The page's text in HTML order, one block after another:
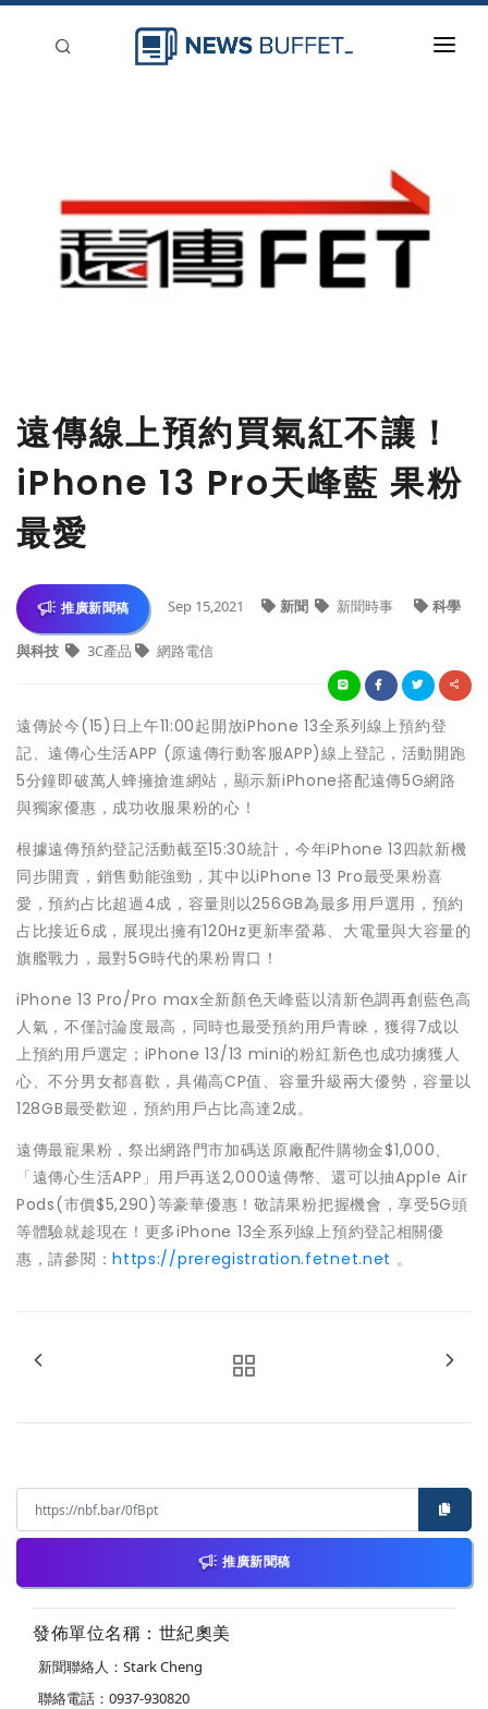
刊登
遠傳線上預約買氣紅不讓！
iPhone 13 Pro天峰藍 果粉
最愛
推廣新聞稿 Sep 15,2021 新聞 新聞時事 科學
與科技 3C產品 網路電信
遠傳於今(15)日上午11:00起開放iPhone 13全系列線上預約登
記、遠傳心生活APP (原遠傳行動客服APP)線上登記，活動開跑
5分鐘即破萬人蜂擁搶進網站，顯示新iPhone搭配遠傳5G網路
與獨家優惠，成功收服果粉的心！
根據遠傳預約登記活動截至15:30統計，今年iPhone 13四款新機
同步開賣，銷售動能強勁，其中以iPhone 13 Pro最受果粉喜
愛，預約占比超過4成，容量則以256GB為最多用戶選用，預約
占比接近6成，展現出擁有120Hz更新率螢幕、大電量與大容量的
旗艦戰力，最對5G時代的果粉胃口！
iPhone 13 Pro/Pro max全新顏色天峰藍以清新色調再創藍色高
人氣，不僅討論度最高，同時也最受預約用戶青睞，獲得7成以
上預約用戶選定；iPhone 13/13 mini的粉紅新色也成功擄獲人
心、不分男女都喜歡，具備高CP值、容量升級兩大優勢，容量以
128GB最受歡迎，預約用戶占比高達2成。
遠傳最寵果粉，祭出網路門市加碼送原廠配件購物金$1,000、
「遠傳心生活APP」用戶再送2,000遠傳幣、還可以抽Apple Air
Pods(市價$5,290)等豪華優惠！敬請果粉把握機會，享受5G頭
等體驗就趁現在！更多iPhone 13全系列線上預約登記相關優
惠，請參閱：https://preregistration.fetnet.net 。
推廣新聞稿
發佈單位名稱：世紀奧美
新聞聯絡人：Stark Cheng
聯絡電話：0937-930820